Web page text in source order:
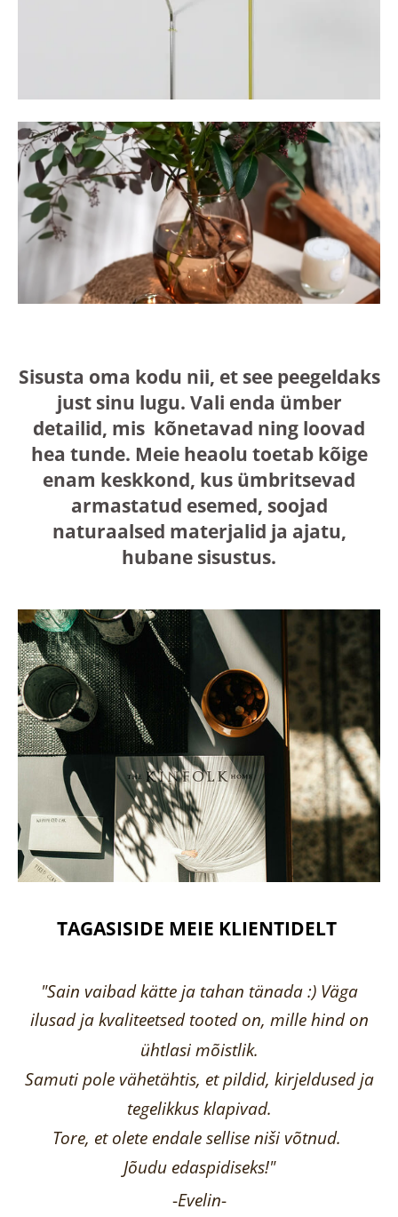
Sisusta oma kodu nii, et see peegeldaks
just sinu lugu. Vali enda ümber
detailid, mis kõnetavad ning loovad
hea tunde. Meie heaolu toetab kõige
enam keskkond, kus ümbritsevad
armastatud esemed, soojad
naturaalsed materjalid ja ajatu,
hubane sisustus.
TAGASISIDE MEIE KLIENTIDELT
"Sain vaibad kätte ja tahan tänada :) Väga
ilusad ja kvaliteetsed tooted on, mille hind on
ühtlasi mõistlik.
Samuti pole vähetähtis, et pildid, kirjeldused ja
tegelikkus klapivad.
Tore, et olete endale sellise niši võtnud.
Jõudu edaspidiseks!"
-Evelin-